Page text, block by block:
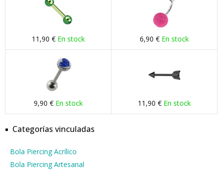
11,90 € En stock 6,90 € En stock
9,90 € En stock 11,90 € En stock
Categorías vinculadas
Bola Piercing Acrílico
Bola Piercing Artesanal